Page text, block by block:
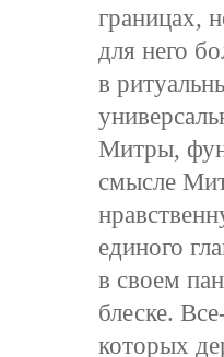
границах,
для него
в
Митры,
смысле
единого
в своем
блеске.
которых